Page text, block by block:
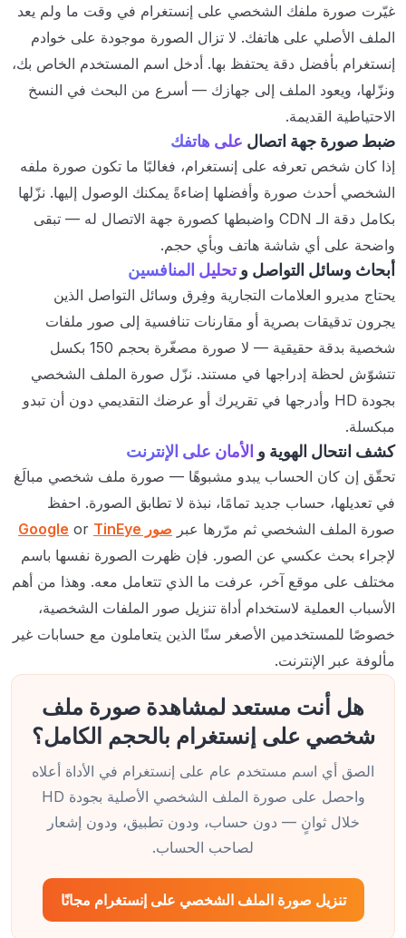
غيّرت صورة ملفك الشخصي على إنستغرام في وقت ما ولم يعد
الملف الأصلي على هاتفك. لا تزال الصورة موجودة على خوادم
إنستغرام بأفضل دقة يحتفظ بها. أدخل اسم المستخدم الخاص بك،
ونزّلها، ويعود الملف إلى جهازك — أسرع من البحث في النسخ
الاحتياطية القديمة.
ضبط صورة جهة اتصال على هاتفك
إذا كان شخص تعرفه على إنستغرام، فغالبًا ما تكون صورة ملفه
الشخصي أحدث صورة وأفضلها إضاءةً يمكنك الوصول إليها. نزّلها
بكامل دقة الـ CDN واضبطها كصورة جهة الاتصال له — تبقى
واضحة على أي شاشة هاتف وبأي حجم.
أبحاث وسائل التواصل و تحليل المنافسين
يحتاج مديرو العلامات التجارية وفِرق وسائل التواصل الذين
يجرون تدقيقات بصرية أو مقارنات تنافسية إلى صور ملفات
شخصية بدقة حقيقية — لا صورة مصغّرة بحجم 150 بكسل
تتشوّش لحظة إدراجها في مستند. نزّل صورة الملف الشخصي
بجودة HD وأدرجها في تقريرك أو عرضك التقديمي دون أن تبدو
مبكسلة.
كشف انتحال الهوية و الأمان على الإنترنت
تحقّق إن كان الحساب يبدو مشبوهًا — صورة ملف شخصي مبالَغ
في تعديلها، حساب جديد تمامًا، نبذة لا تطابق الصورة. احفظ
صورة الملف الشخصي ثم مرّرها عبر صور Google or TinEye
لإجراء بحث عكسي عن الصور. فإن ظهرت الصورة نفسها باسم
مختلف على موقع آخر، عرفت ما الذي تتعامل معه. وهذا من أهم
الأسباب العملية لاستخدام أداة تنزيل صور الملفات الشخصية،
خصوصًا للمستخدمين الأصغر سنًا الذين يتعاملون مع حسابات غير
مألوفة عبر الإنترنت.
هل أنت مستعد لمشاهدة صورة ملف
شخصي على إنستغرام بالحجم الكامل؟
الصق أي اسم مستخدم عام على إنستغرام في الأداة أعلاه
واحصل على صورة الملف الشخصي الأصلية بجودة HD
خلال ثوانٍ — دون حساب، ودون تطبيق، ودون إشعار
لصاحب الحساب.
تنزيل صورة الملف الشخصي على إنستغرام مجانًا